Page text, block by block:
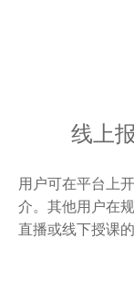
线上
用户可在平台上
介。其他用户在
直播或线下授课